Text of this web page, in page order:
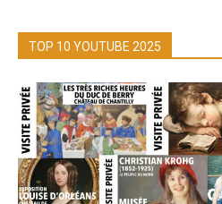
TOP 10 YOUTUBE 2025